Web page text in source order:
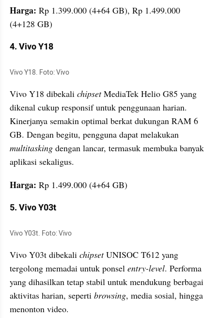
Harga: Rp 1.399.000 (4+64 GB), Rp 1.499.000
(4+128 GB)
4. Vivo Y18
Vivo Y18. Foto: Vivo
Vivo Y18 dibekali chipset MediaTek Helio G85 yang
dikenal cukup responsif untuk penggunaan harian.
Kinerjanya semakin optimal berkat dukungan RAM 6
multitasking dengan lancar, termasuk membuka banyak
aplikasi sekaligus.
Harga: Rp 1.499.000 (4+64 GB)
5. Vivo Y03t
Vivo Y03t. Foto: Vivo
Vivo Y03t dibekali chipset UNISOC T612 yang
tergolong memadai untuk ponsel entry-level. Performa
yang dihasilkan tetap stabil untuk mendukung berbagai
aktivitas harian, seperti browsing, media sosial, hingga
menonton video.